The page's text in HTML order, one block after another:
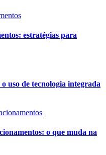
estratégias para
uso de tecnologia integrada
o que muda na